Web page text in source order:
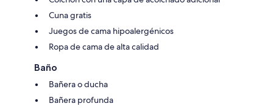
Cuna gratis
Juegos de cama hipoalergénicos
Ropa de cama de alta calidad
Baño
Bañera o ducha
Bañera profunda